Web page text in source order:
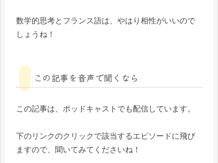
数学的思考とフランス語は、やはり相性がいいので
しょうね！
この記事を音声で聞くなら
この記事は、ポッドキャストでも配信しています。
下のリンクのクリックで該当するエピソードに飛び
ますので、聞いてみてくださいね！